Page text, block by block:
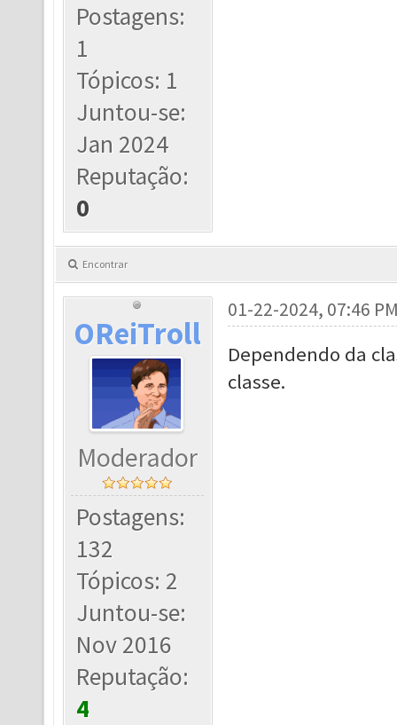
Postagens:
1
Tópicos: 1
Juntou-se:
Jan 2024
Reputação:
0
Encontrar
OReiTroll
Moderador
Postagens:
132
Tópicos: 2
Juntou-se:
Nov 2016
Reputação:
4
01-22-2024, 07:46
Dependendo da
classe.